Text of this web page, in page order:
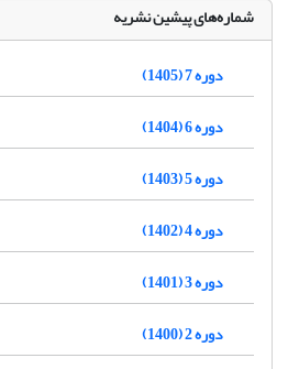
شماره‌های پیشین نشریه
دوره 7 (1405)
دوره 6 (1404)
دوره 5 (1403)
دوره 4 (1402)
دوره 3 (1401)
دوره 2 (1400)